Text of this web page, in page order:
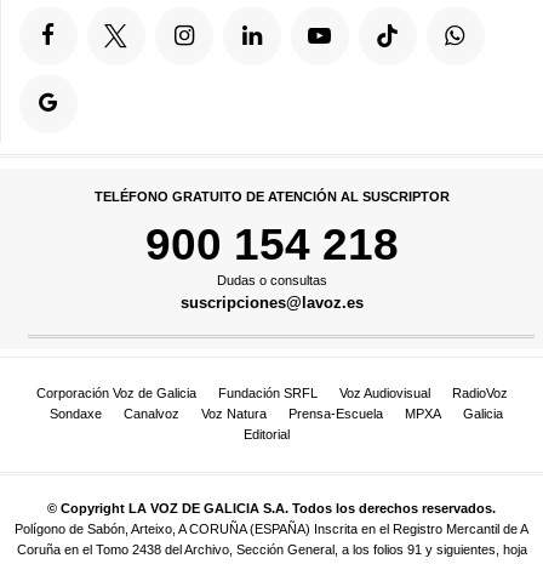
TELÉFONO GRATUITO DE ATENCIÓN AL SUSCRIPTOR
900 154 218
Dudas o consultas
suscripciones@lavoz.es
Corporación Voz de Galicia Fundación SRFL Voz Audiovisual
RadioVoz
Sondaxe
Canalvoz Voz Natura Prensa-Escuela MPXA
Galicia
Editorial
© Copyright LA VOZ DE GALICIA S.A. Todos los derechos reservados.
Polígono de Sabón, Arteixo, A CORUÑA (ESPAÑA) Inscrita en el Registro Mercantil de A
Coruña en el Tomo 2438 del Archivo, Sección General, a los folios 91 y siguientes, hoja